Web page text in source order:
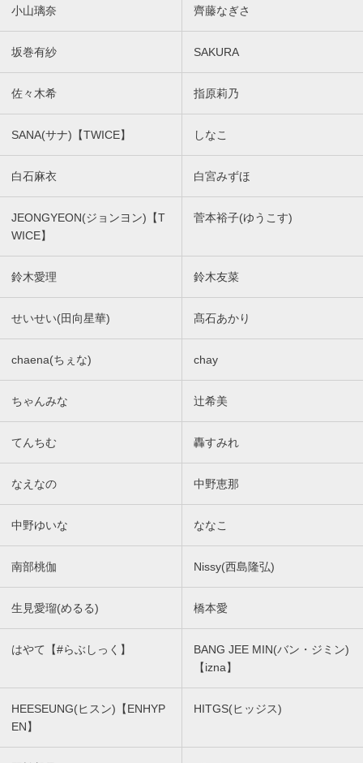
小山璃奈 齊藤なぎさ
坂巻有紗 SAKURA
佐々木希 指原莉乃
SANA(サナ)【TWICE】 しなこ
白石麻衣 白宮みずほ
JEONGYEON(ジョンヨン)【T
WICE】
菅本裕子(ゆうこす)
鈴木愛理 鈴木友菜
せいせい(田向星華) 髙石あかり
chaena(ちぇな) chay
ちゃんみな 辻希美
てんちむ 轟すみれ
なえなの 中野恵那
中野ゆいな ななこ
南部桃伽 Nissy(西島隆弘)
生見愛瑠(めるる) 橋本愛
はやて【#らぶしっく】
BANG JEE MIN(バン・ジミン)
【izna】
HEESEUNG(ヒスン)【ENHYP
EN】
HITGS(ヒッジス)